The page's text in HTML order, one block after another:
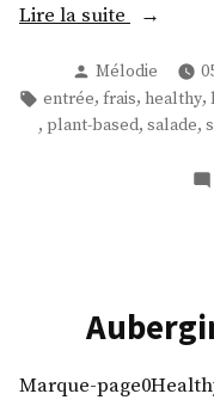
Lire la suite
« Une
Vegan
! »
Publié
par
Mélodie
Étiquettes :
entrée, frais, healthy,
, plant-based, salade,
Marque-